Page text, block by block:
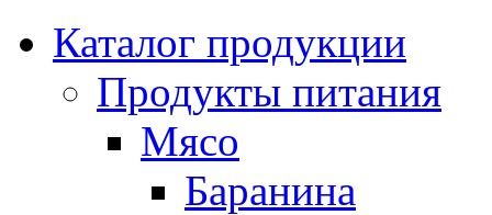
Каталог продукции
Продукты питания
Мясо
Баранина